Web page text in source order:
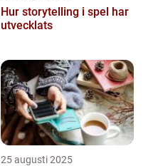
Hur storytelling i spel har
utvecklats
25 augusti 2025